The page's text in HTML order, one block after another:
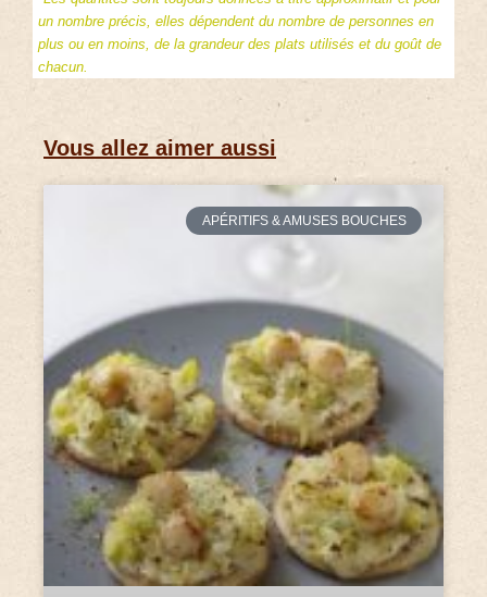
un nombre précis, elles dépendent du nombre de personnes en
plus ou en moins, de la grandeur des plats utilisés et du goût de
chacun.
Vous allez aimer aussi
APÉRITIFS & AMUSES BOUCHES